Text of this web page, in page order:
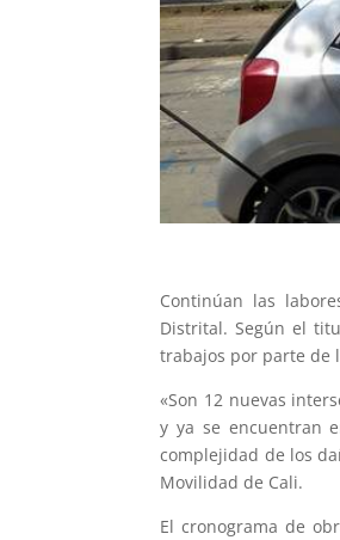
Continúan las
Distrital. Según el
trabajos por parte de
«Son 12 nuevas
y ya se encuentran
complejidad de los
Movilidad de Cali.
El cronograma de